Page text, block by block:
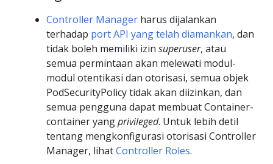
Controller Manager harus dijalankan
terhadap port API yang telah diamankan, dan
tidak boleh memiliki izin superuser, atau
semua permintaan akan melewati modul-
modul otentikasi dan otorisasi, semua objek
PodSecurityPolicy tidak akan diizinkan, dan
semua pengguna dapat membuat Container-
container yangprivileged. Untuk lebih detil
tentang mengkonfigurasi otorisasi Controller
Manager, lihatController Roles.